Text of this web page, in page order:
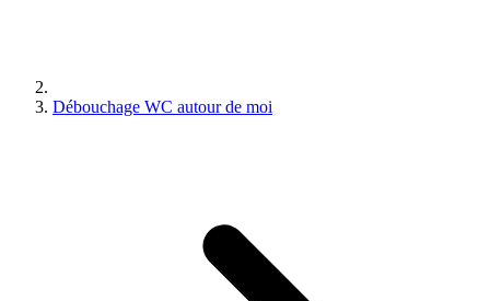
Débouchage WC autour de moi